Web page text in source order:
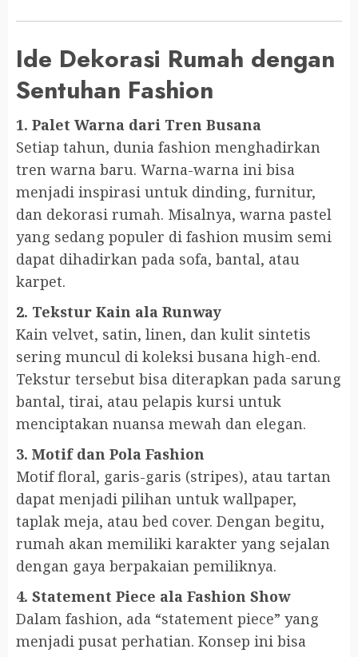
Ide Dekorasi Rumah dengan
Sentuhan Fashion
1. Palet Warna dari Tren Busana
Setiap tahun, dunia fashion menghadirkan
tren warna baru. Warna-warna ini bisa
menjadi inspirasi untuk dinding, furnitur,
dan dekorasi rumah. Misalnya, warna pastel
yang sedang populer di fashion musim semi
dapat dihadirkan pada sofa, bantal, atau
karpet.
2. Tekstur Kain ala Runway
Kain velvet, satin, linen, dan kulit sintetis
sering muncul di koleksi busana high-end.
Tekstur tersebut bisa diterapkan pada sarung
bantal, tirai, atau pelapis kursi untuk
menciptakan nuansa mewah dan elegan.
3. Motif dan Pola Fashion
Motif floral, garis-garis (stripes), atau tartan
dapat menjadi pilihan untuk wallpaper,
taplak meja, atau bed cover. Dengan begitu,
rumah akan memiliki karakter yang sejalan
dengan gaya berpakaian pemiliknya.
4. Statement Piece ala Fashion Show
Dalam fashion, ada “statement piece” yang
menjadi pusat perhatian. Konsep ini bisa